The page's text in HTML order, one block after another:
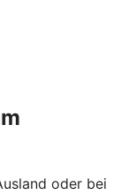
oder bei